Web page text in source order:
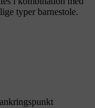
typer barnestole.